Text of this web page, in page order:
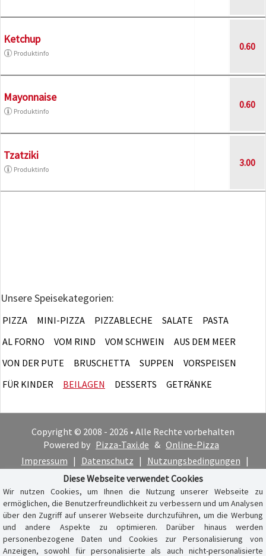
Ketchup
Produktinfo
0.60
Mayonnaise
Produktinfo
0.60
Tzatziki
Produktinfo
3.00
Unsere Speisekategorien:
PIZZA MINI-PIZZA PIZZABLECHE SALATE
PASTA
AL FORNO
VOM RIND VOM SCHWEIN
AUS DEM MEER
VON DER PUTE
BRUSCHETTA SUPPEN
VORSPEISEN
FÜR KINDER
BEILAGEN DESSERTS GETRÄNKE
Copyright © 2008 - 2026 • Alle Rechte vorbehalten
Powered by Pizza-Taxi.de & Online-Pizza
Impressum | Datenschutz | Nutzungsbedingungen |
Cookie-Hinweis
Diese Webseite verwendet Cookies
Wir nutzen Cookies, um Ihnen die Nutzung unserer Webseite zu
ermöglichen, die Benutzerfreundlichkeit zu verbessern und um Analysen
über den Zugriff auf unserer Webseite durchzuführen, um die Werbung
und andere Aspekte zu optimieren. Darüber hinaus werden
personenbezogene Daten und Cookies zur Personalisierung von
Anzeigen, sowohl für personalisierte als auch nicht-personalisierte